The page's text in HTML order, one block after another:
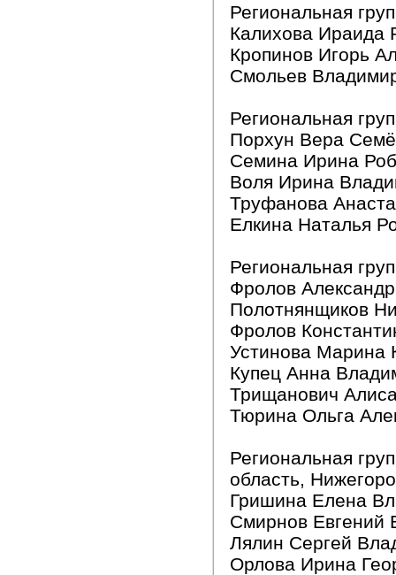
Региональная
Калихова Ираида
Кропинов Игорь
Смольев
Региональная
Порхун Вера
Семина Ирина
Воля Ирина
Труфанова
Елкина Наталья
Региональная
Фролов
Полотнянщиков
Фролов
Устинова Марина
Купец Анна
Трищанович
Тюрина Ольга
Региональная
область,
Гришина Елена
Смирнов Евгений
Лялин Сергей
Орлова Ирина